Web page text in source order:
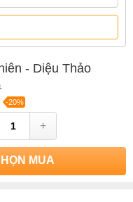
- Diệu Thảo
-20%
+
MUA